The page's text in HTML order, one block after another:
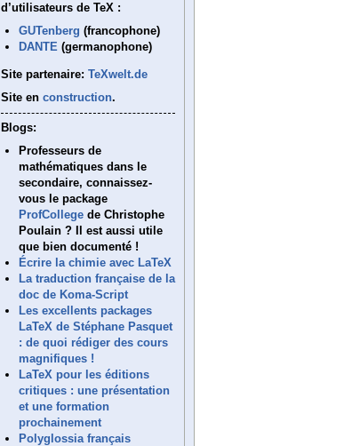
d’utilisateurs de TeX :
GUTenberg (francophone)
DANTE (germanophone)
Site partenaire: TeXwelt.de
Site en construction.
Blogs:
Professeurs de
mathématiques dans le
secondaire, connaissez-
vous le package
ProfCollege de Christophe
Poulain ? Il est aussi utile
que bien documenté !
Écrire la chimie avec LaTeX
La traduction française de la
doc de Koma-Script
Les excellents packages
LaTeX de Stéphane Pasquet
: de quoi rédiger des cours
magnifiques !
LaTeX pour les éditions
critiques : une présentation
et une formation
prochainement
Polyglossia français